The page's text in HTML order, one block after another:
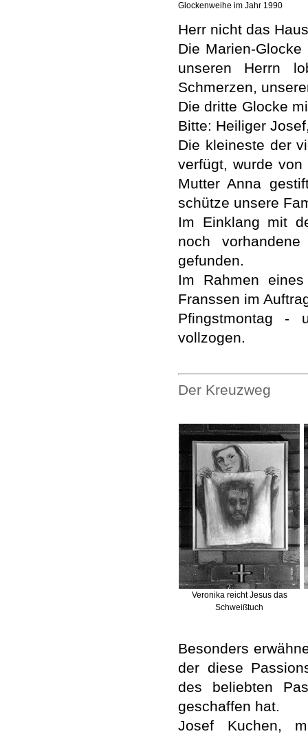
Glockenweihe im Jahr 1990
Herr nicht das
Die Marien-
unseren Herrn
Schmerzen,
Die dritte Glocke
Bitte: Heiliger
Die kleineste der
verfügt, wurde
Mutter Anna
schütze unsere
Im Einklang mit
noch
gefunden.
Im Rahmen
Franssen im
Pfingstmontag -
vollzogen.
Der Kreuzweg
Veronika reicht Jesus das
Schweißtuch
Besonders
der diese
des beliebten
geschaffen hat.
Josef Kuchen,